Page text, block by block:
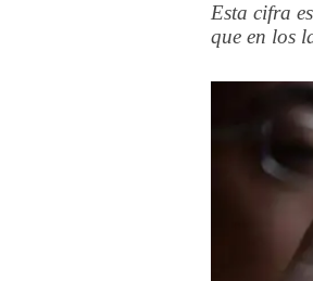
Esta cifra
que en los